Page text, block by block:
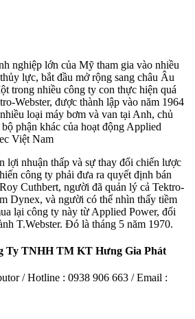
nghiệp lớn của Mỹ tham gia vào nhiều
lực, bắt đầu mở rộng sang châu Âu
trong nhiều công ty con thực hiện quá
Webster, được thành lập vào năm 1964
loại máy bơm và van tại Anh, chủ
phận khác của hoạt động Applied
Việt Nam
lợi nhuận thấp và sự thay đổi chiến lược
công ty phải đưa ra quyết định bán
Cuthbert, người đã quản lý cả Tektro-
Dynex, và người có thể nhìn thấy tiềm
lại công ty này từ Applied Power, đổi
T.Webster. Đó là tháng 5 năm 1970.
Ty TNHH TM KT Hưng Gia Phát
/ Hotline : 0938 906 663 / Email :